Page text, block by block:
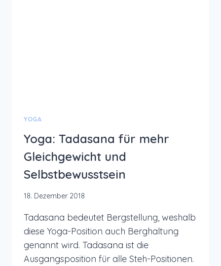
YOGA
Yoga: Tadasana für mehr
Gleichgewicht und
Selbstbewusstsein
18. Dezember 2018
Tadasana bedeutet Bergstellung, weshalb
diese Yoga-Position auch Berghaltung
genannt wird. Tadasana ist die
Ausgangsposition für alle Steh-Positionen.